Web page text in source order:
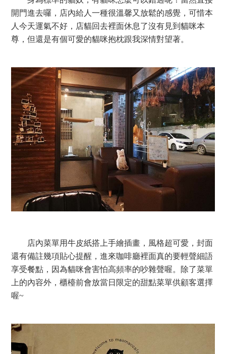
開門進去囉，店內給人一種很溫馨又放鬆的感覺，可惜本
人今天運氣不好，店貓回去裡面休息了沒有見到貓咪本
尊，但還是有個可愛的貓咪抱枕跟我深情對望著。
店內菜單用牛皮紙搭上手繪插畫，風格超可愛，封面
還有備註幾項貼心提醒，進來咖啡廳裡面真的要輕聲細語
享受餐點，因為貓咪會害怕高頻率的吵雜聲喔。除了菜單
上的內容外，櫃檯前會放當日限定的甜點菜單供顧客選擇
喔~